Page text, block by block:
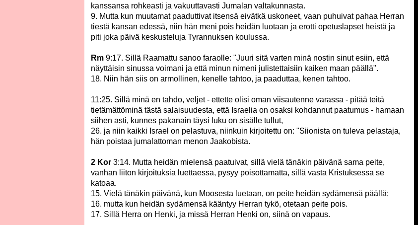
kanssansa rohkeasti ja vakuuttavasti Jumalan valtakunnasta.
9. Mutta kun muutamat paaduttivat itsensä eivätkä uskoneet, vaan puhuivat pahaa Herran
tiestä kansan edessä, niin hän meni pois heidän luotaan ja erotti opetuslapset heistä ja
piti joka päivä keskusteluja Tyrannuksen koulussa.
Rm 9:17. Sillä Raamattu sanoo faraolle: "Juuri sitä varten minä nostin sinut esiin, että
näyttäisin sinussa voimani ja että minun nimeni julistettaisiin kaiken maan päällä".
18. Niin hän siis on armollinen, kenelle tahtoo, ja paaduttaa, kenen tahtoo.
11:25. Sillä minä en tahdo, veljet - ettette olisi oman viisautenne varassa - pitää teitä
tietämättöminä tästä salaisuudesta, että Israelia on osaksi kohdannut paatumus - hamaan
siihen asti, kunnes pakanain täysi luku on sisälle tullut,
26. ja niin kaikki Israel on pelastuva, niinkuin kirjoitettu on: "Siionista on tuleva pelastaja,
hän poistaa jumalattoman menon Jaakobista.
2 Kor 3:14. Mutta heidän mielensä paatuivat, sillä vielä tänäkin päivänä sama peite,
vanhan liiton kirjoituksia luettaessa, pysyy poisottamatta, sillä vasta Kristuksessa se
katoaa.
15. Vielä tänäkin päivänä, kun Moosesta luetaan, on peite heidän sydämensä päällä;
16. mutta kun heidän sydämensä kääntyy Herran tykö, otetaan peite pois.
17. Sillä Herra on Henki, ja missä Herran Henki on, siinä on vapaus.